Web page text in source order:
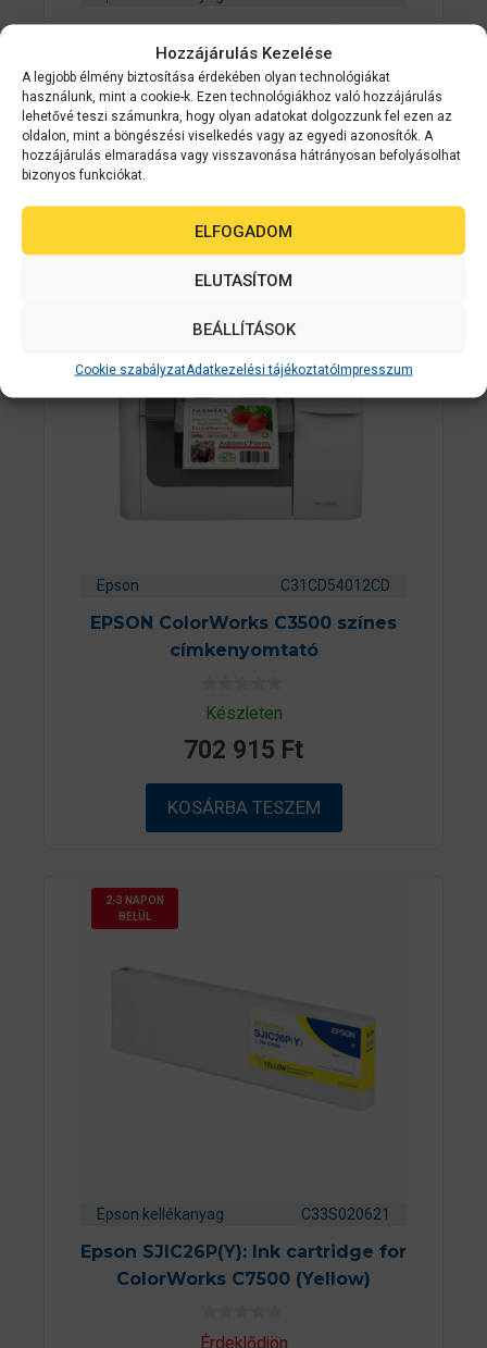
Hozzájárulás Kezelése
A legjobb élmény biztosítása érdekében olyan technológiákat
használunk, mint a cookie-k. Ezen technológiákhoz való hozzájárulás
lehetővé teszi számunkra, hogy olyan adatokat dolgozzunk fel ezen az
oldalon, mint a böngészési viselkedés vagy az egyedi azonosítók. A
hozzájárulás elmaradása vagy visszavonása hátrányosan befolyásolhat
bizonyos funkciókat.
ELFOGADOM
ELUTASÍTOM
BEÁLLÍTÁSOK
Cookie szabályzatAdatkezelési tájékoztatóImpresszum
ColorWorks C7500 (Magenta)
0
a
z
5
ő
l
Érdeklődjön
Epson C31CD54012CD
EPSON ColorWorks C3500 színes
címkenyomtató
0
a
5
b
ő
l
Készleten
702 915 Ft
KOSÁRBA TESZEM
2-3 NAPON
BELÜL
Epson kellékanyag C33S020621
Epson SJIC26P(Y): Ink cartridge for
ColorWorks C7500 (Yellow)
0
Érdeklődjön